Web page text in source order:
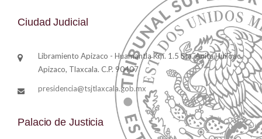
Ciudad Judicial
Libramiento Apizaco - Huamantla Km. 1.5 Sta. Anita Huiloac,
Apizaco, Tlaxcala. C.P. 90407
presidencia@tsjtlaxcala.gob.mx
Palacio de Justicia